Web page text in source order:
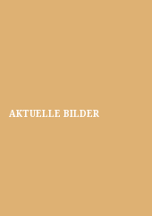
AKTUELLE BILDER